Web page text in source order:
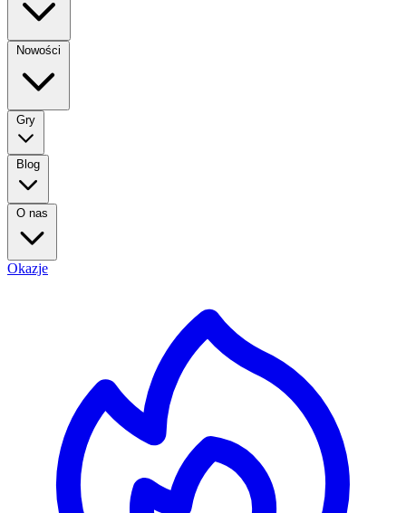
Nowości
Gry
Blog
O nas
Okazje